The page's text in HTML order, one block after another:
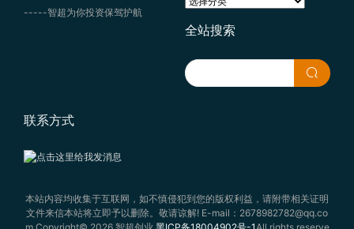
-----智超为你投资保驾护航
全站搜索
联系方式
本站内容均收集于互联网，如不慎侵犯到您的版权利益，请附带相关证明
文件来信本站将立即予以删除。敬请谅解! E-mail：2678982782@qq.co